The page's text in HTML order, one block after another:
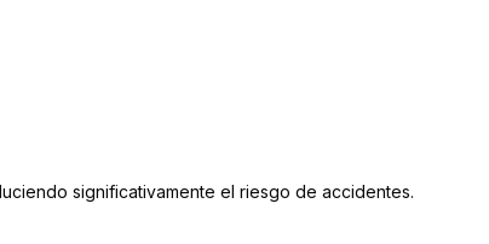
significativamente el riesgo de accidentes.